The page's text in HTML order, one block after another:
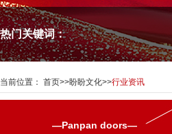
热门关键词：
当前位置： 首页>>盼盼文化>>行业资讯
—Panpan doors—